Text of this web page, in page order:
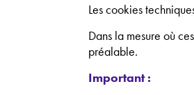
Les cookies
Dans la mesure où
préalable.
Important :